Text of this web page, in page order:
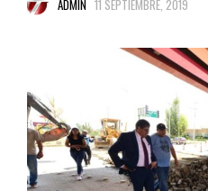
ADMIN 11 SEPTIEMBRE, 2019